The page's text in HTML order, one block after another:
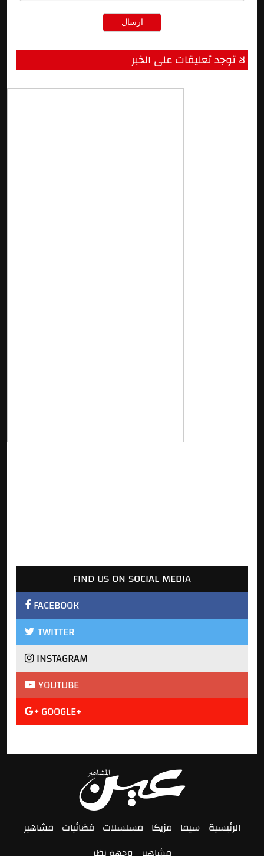
لا توجد تعليقات على الخبر
FIND US ON SOCIAL MEDIA
FACEBOOK
TWITTER
INSTAGRAM
YOUTUBE
GOOGLE+
الرئيسية سيما مزيكا مسلسلات فضائيات مشاهير